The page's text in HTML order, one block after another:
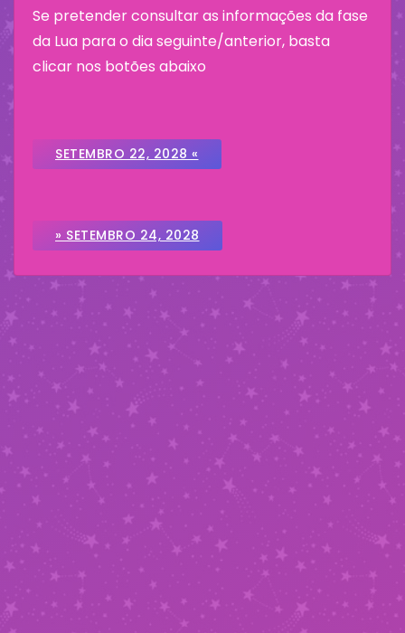
Se pretender consultar as informações da fase
da Lua para o dia seguinte/anterior, basta
clicar nos botões abaixo
SETEMBRO 22, 2028 «
» SETEMBRO 24, 2028